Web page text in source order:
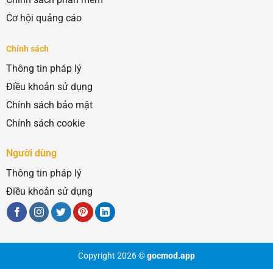
Cơ hội quảng cáo
Chính sách
Thông tin pháp lý
Điều khoản sử dụng
Chính sách bảo mật
Chính sách cookie
Người dùng
Thông tin pháp lý
Điều khoản sử dụng
Copyright 2026 ©gocmod.app